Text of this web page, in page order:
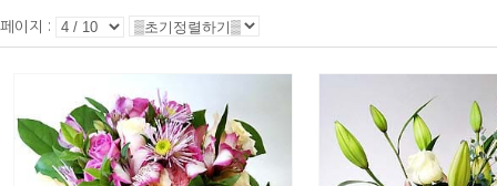
페이지 :